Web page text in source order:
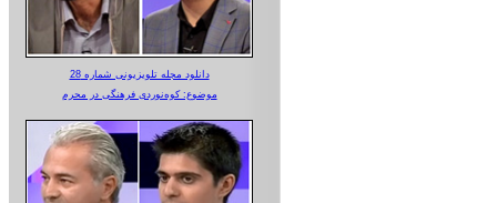
دانلود مجله تلویزیونی شماره 28
موضوع: کوه‌نوردی فرهنگی در محرم